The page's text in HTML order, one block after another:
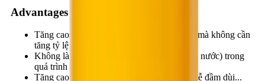
Advantages
Tăng cao độ linh động (độ sụt) của bê tông mà không cần
tăng tỷ lệ nước/xi măng.
Không làm tăng rủi ro do bị phân tầng (tách nước) trong
quá trình đổ bê tông.
Tăng cao độ dẻo của bê tông, dễ thi công, dễ đầm dùi...